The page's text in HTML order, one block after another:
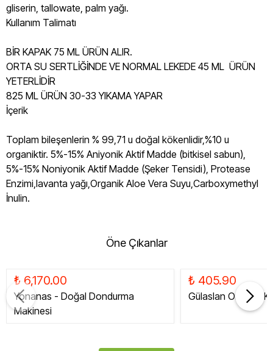
gliserin, tallowate, palm yağı.
Kullanım Talimatı
BİR KAPAK 75 ML ÜRÜN ALIR.
ORTA SU SERTLİĞİNDE VE NORMAL LEKEDE 45 ML ÜRÜN
YETERLİDİR
825 ML ÜRÜN 30-33 YIKAMA YAPAR
İçerik
Toplam bileşenlerin % 99,71 u doğal kökenlidir,%10 u
organiktir. 5%-15% Aniyonik Aktif Madde (bitkisel sabun),
5%-15% Noniyonik Aktif Madde (Şeker Tensidi), Protease
Enzimi,lavanta yağı,Organik Aloe Vera Suyu,Carboxymethyl
İnulin.
Öne Çıkanlar
₺ 6,170.00
Yonanas - Doğal Dondurma
Makinesi
₺ 405.90
Gülaslan Organik